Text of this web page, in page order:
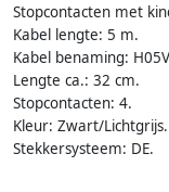
Stopcontacten met
Kabel lengte: 5 m.
Kabel benaming:
Lengte ca.: 32 cm.
Stopcontacten: 4.
Kleur: Zwart/Lichtgrijs.
Stekkersysteem: DE.